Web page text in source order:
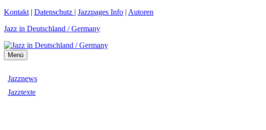
Zum
springen
Kontakt | Datenschutz | Jazzpages Info | Autoren
Jazz in Deutschland / Germany
Menü
Jazznews
Jazztexte